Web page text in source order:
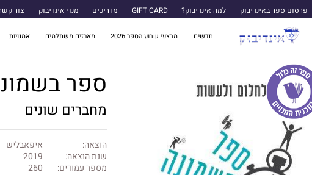
פרסום ספר באינדיבוק למה אינדיבוק? GIFT CARD מדריכים מנוי אינדיבוק צור
חדשים מבצעי שבוע הספר 2026 מארזים משתלמים אמנויות
ספר
מחברים שונים
הוצאה:
איפאבליש
שנת הוצאה:
2019
מספר עמודים:
260